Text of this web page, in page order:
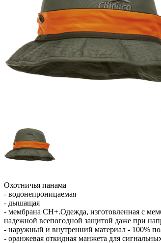
Охотничья панама
- водонепроницаемая
- дышащая
- мембрана CH+.Одежда, изготовленная c
надежной всепогодной защитой даже при
- наружный и внутренний материал - 100%
- оранжевая откидная манжета для